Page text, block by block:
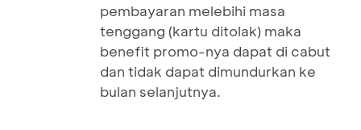
pembayaran melebihi masa
tenggang (kartu ditolak) maka
benefit promo-nya dapat di cabut
dan tidak dapat dimundurkan ke
bulan selanjutnya.